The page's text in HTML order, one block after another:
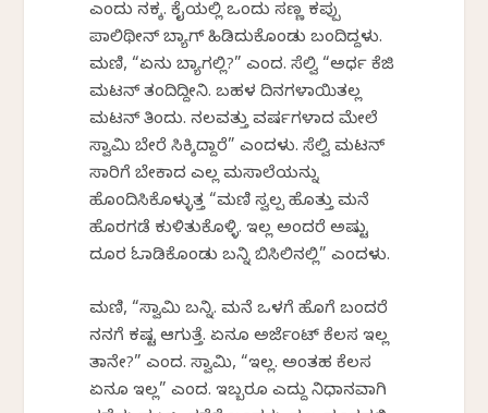
ಎಂದು ನಕ್ಕ. ಕೈಯಲ್ಲಿ ಒಂದು ಸಣ್ಣ ಕಪ್ಪು
ಪಾಲಿಥೀನ್ ಬ್ಯಾಗ್ ಹಿಡಿದುಕೊಂಡು ಬಂದಿದ್ದಳು.
ಮಣಿ, “ಏನು ಬ್ಯಾಗಲ್ಲಿ?” ಎಂದ. ಸೆಲ್ವಿ “ಅರ್ಧ ಕೆಜಿ
ಮಟನ್ ತಂದಿದ್ದೀನಿ. ಬಹಳ ದಿನಗಳಾಯಿತಲ್ಲ
ಮಟನ್ ತಿಂದು. ನಲವತ್ತು ವರ್ಷಗಳಾದ ಮೇಲೆ
ಸ್ವಾಮಿ ಬೇರೆ ಸಿಕ್ಕಿದ್ದಾರೆ” ಎಂದಳು. ಸೆಲ್ವಿ ಮಟನ್
ಸಾರಿಗೆ ಬೇಕಾದ ಎಲ್ಲ ಮಸಾಲೆಯನ್ನು
ಹೊಂದಿಸಿಕೊಳ್ಳುತ್ತ “ಮಣಿ ಸ್ವಲ್ಪ ಹೊತ್ತು ಮನೆ
ಹೊರಗಡೆ ಕುಳಿತುಕೊಳ್ಳಿ. ಇಲ್ಲ ಅಂದರೆ ಅಷ್ಟು
ದೂರ ಓಡಾಡಿಕೊಂಡು ಬನ್ನಿ ಬಿಸಿಲಿನಲ್ಲಿ” ಎಂದಳು.
ಮಣಿ, “ಸ್ವಾಮಿ ಬನ್ನಿ. ಮನೆ ಒಳಗೆ ಹೊಗೆ ಬಂದರೆ
ನನಗೆ ಕಷ್ಟ ಆಗುತ್ತೆ. ಏನೂ ಅರ್ಜೆಂಟ್ ಕೆಲಸ ಇಲ್ಲ
ತಾನೇ?” ಎಂದ. ಸ್ವಾಮಿ, “ಇಲ್ಲ. ಅಂತಹ ಕೆಲಸ
ಏನೂ ಇಲ್ಲ” ಎಂದ. ಇಬ್ಬರೂ ಎದ್ದು ನಿಧಾನವಾಗಿ